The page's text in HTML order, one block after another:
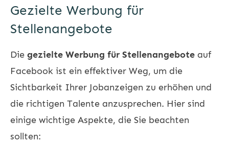
Gezielte Werbung für
Stellenangebote
Die gezielte Werbung für Stellenangebote auf
Facebook ist ein effektiver Weg, um die
Sichtbarkeit Ihrer Jobanzeigen zu erhöhen und
die richtigen Talente anzusprechen. Hier sind
einige wichtige Aspekte, die Sie beachten
sollten: